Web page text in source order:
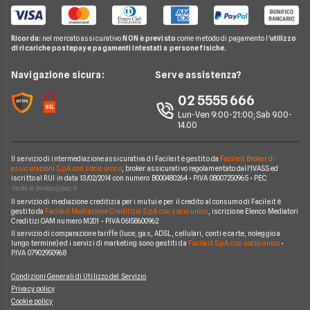
Telefonia Mobile
Pay TV
Noleggio Lungo Termine
News
Chi siamo
Perché scegliere Facile.it
Mappa del sito
Prestiti Casa
Prestiti Arredamento
Prestiti Imprese
Prestiti Microcredito
Migliori Prestiti
Prestito per ristrutturazione
Piccoli Prestiti
Prestiti Veloci
Prestiti per giovani
Agos
Unicredit
Consel
Intesa San Paolo
BNL
Fineco
Poste Italiane
Banche e finanziarie
Guida Prestiti
FAQ Prestiti
Glossario Prestiti
Notizie Prestiti
Argomenti in evidenza Prestiti
Ricorda: nel mercato assicurativo NON è previsto come metodo di pagamento l'utilizzo
di ricariche postepay e pagamenti intestati a persone fisiche.
Navigazione sicura: Serve assistenza?
02 5555 666
Lun-Ven 9:00-21:00; Sab 9.00-
14.00
Il servizio di intermediazione assicurativa di Facile.it è gestito da Facile.it Broker di
assicurazioni S.p.A. con socio unico, broker assicurativo regolamentato dall'IVASS ed
iscritto al RUI in data 13/02/2014 con numero B000480264 • P.IVA 08007250965 • PEC
Il servizio di mediazione creditizia per i mutui e per il credito al consumo di Facile.it è
gestito da Facile.it Mediazione Creditizia S.p.A. con socio unico , iscrizione Elenco Mediatori
Creditizi OAM numero M201 • P.IVA 06158600962
Il servizio di comparazione tariffe (luce, gas, ADSL, cellulari, conti e carte, noleggio a
lungo termine) ed i servizi di marketing sono gestiti da Facile.it S.p.A. con socio unico•
P.IVA 07902950968
Condizioni Generali di Utilizzo del Servizio
Privacy policy
Cookie policy